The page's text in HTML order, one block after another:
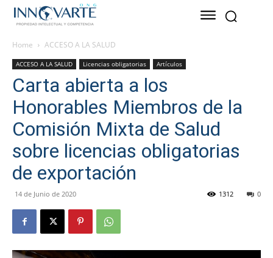
Home ACCESO A LA SALUD
ACCESO A LA SALUD Licencias obligatorias Artículos
Carta abierta a los
Honorables Miembros de la
Comisión Mixta de Salud
sobre licencias obligatorias
de exportación
14 de Junio de 2020 0
1312